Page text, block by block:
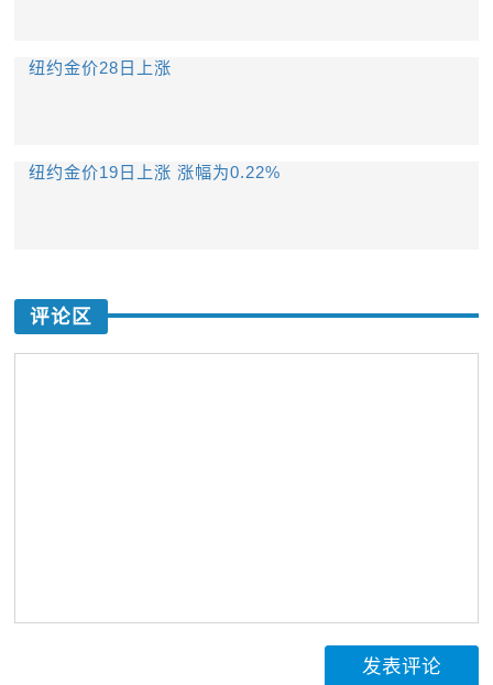
纽约金价28日上涨
纽约金价19日上涨 涨幅为0.22%
评论区
发表评论